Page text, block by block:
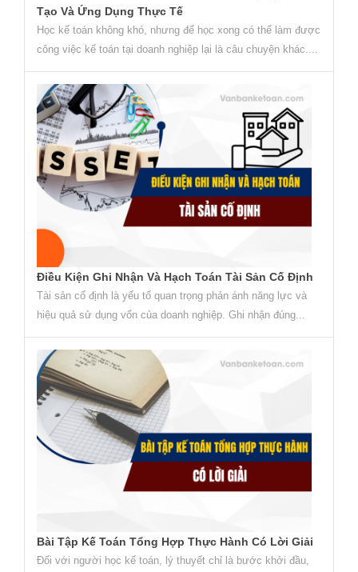
Tạo Và Ứng Dụng Thực Tế
Học kế toán không khó, nhưng để học xong có thể làm được
công việc kế toán tại doanh nghiệp lại là câu chuyện khác....
Điều Kiện Ghi Nhận Và Hạch Toán Tài Sản Cố Định
Tài sản cố định là yếu tố quan trọng phản ánh năng lực và
hiệu quả sử dụng vốn của doanh nghiệp. Ghi nhận đúng...
Bài Tập Kế Toán Tổng Hợp Thực Hành Có Lời Giải
Đối với người học kế toán, lý thuyết chỉ là bước khởi đầu,